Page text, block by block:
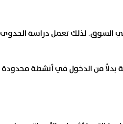
في السوق. لذلك تعمل دراسة الجدوى
بدلاً من الدخول في أنشطة محدودة